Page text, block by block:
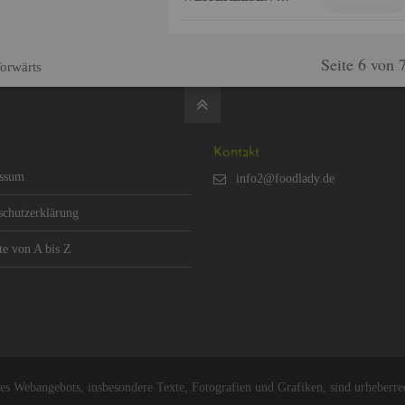
und ein Rin­der­fi­let um­schmei­
chelt von einer schau­mi­gen Sauce
Hol­lan­dai­se.
Seite 6 von
von A bis Z
Kon­takt
Web­an­ge­bots, ins­be­son­de­re Texte, Fo­to­gra­fi­en und Gra­fi­ken, sind